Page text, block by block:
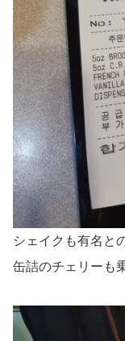
シェイクも有名と
缶詰のチェリーも